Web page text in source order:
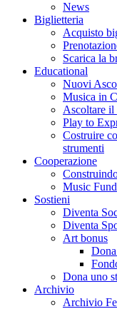
News
Biglietteria
Acquisto
Scarica la
Educational
Nuovi
Musica in
Ascoltare il
Play to
Costruire
strumenti
Cooperazione
Music Fund
Sostieni
Diventa
Diventa
Art bonus
Dona uno
Archivio
Archivio